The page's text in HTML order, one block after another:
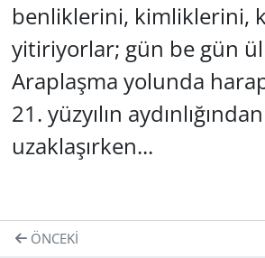
benliklerini, kimliklerini,
yitiriyorlar; gün be gün
Araplaşma yolunda
21. yüzyılın aydınlığından
uzaklaşırken...
ÖNCEKI